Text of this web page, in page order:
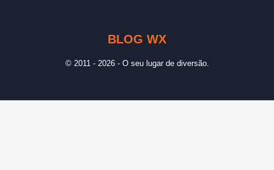
BLOG WX
© 2011 - 2026 - O seu lugar de diversão.